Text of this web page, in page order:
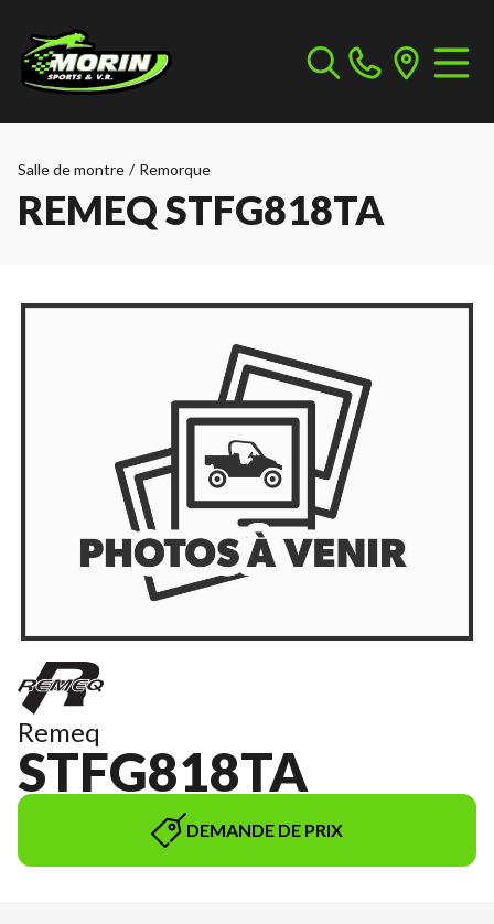
Salle de montre / Remorque
REMEQ STFG818TA
Remeq
STFG818TA
DEMANDE DE PRIX